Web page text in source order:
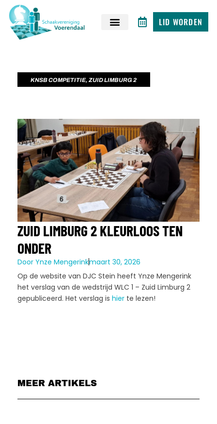
LID WORDEN
KNSB COMPETITIE,ZUID LIMBURG 2
ZUID LIMBURG 2 KLEURLOOS TEN
ONDER
DoorYnze Mengerinkmaart 30, 2026
Op de website van DJC Stein heeft Ynze Mengerink
het verslag van de wedstrijd WLC 1 – Zuid Limburg 2
gepubliceerd. Het verslag is hierte lezen!
MEER ARTIKELS